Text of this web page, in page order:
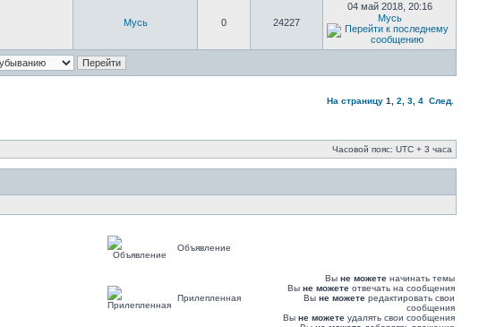
Мусь 0 24227
04 май 2018, 20:16
Мусь
На страницу 1 2 3 4 След.
Часовой пояс: UTC + 3 часа
Объявление
Прилепленная
Вы не можете начинать темы
Вы не можете отвечать на сообщения
Вы не можете редактировать свои
сообщения
Вы не можете удалять свои сообщения